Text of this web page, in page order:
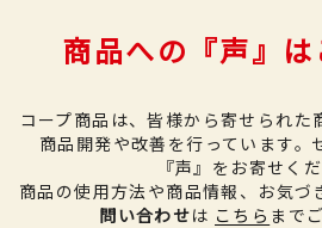
商品への『声』は
コープ商品は、皆様から寄せられた
商品開発や改善を行っています。
『声』をお寄せくだ
商品の使用方法や商品情報、お気づ
問い合わせは こちら まで